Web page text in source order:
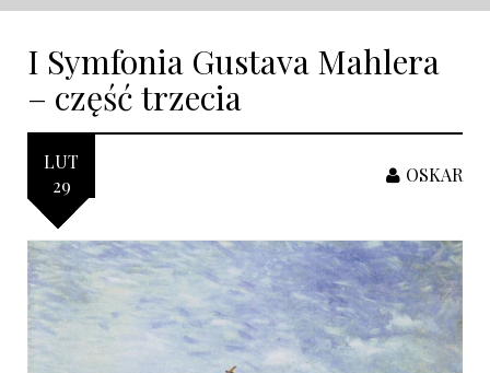
I Symfonia Gustava Mahlera
– część trzecia
LUT
29
OSKAR